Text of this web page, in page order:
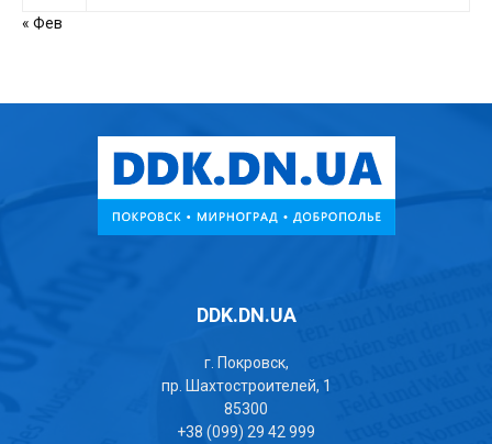
« Фев
DDK.DN.UA
г. Покровск,
пр. Шахтостроителей, 1
85300
+38 (099) 29 42 999